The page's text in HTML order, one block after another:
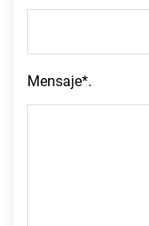
Mensaje*.